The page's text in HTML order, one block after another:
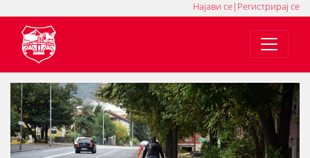
Регистрирај се
|
Најави се